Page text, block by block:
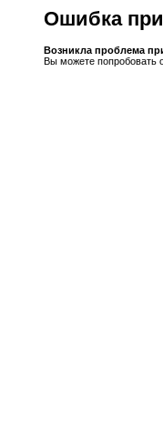
Ошибка
Возникла проблема
Вы можете попробовать